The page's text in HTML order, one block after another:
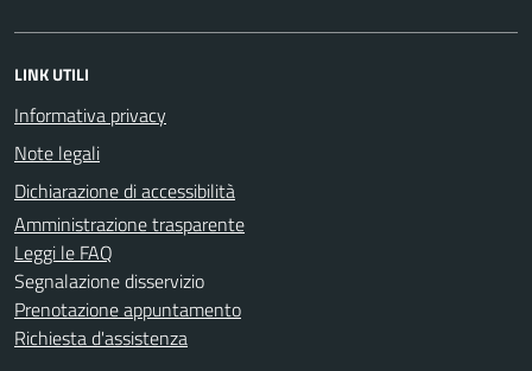
LINK UTILI
Informativa privacy
Note legali
Dichiarazione di accessibilità
Amministrazione trasparente
Leggi le FAQ
Segnalazione disservizio
Prenotazione appuntamento
Richiesta d'assistenza